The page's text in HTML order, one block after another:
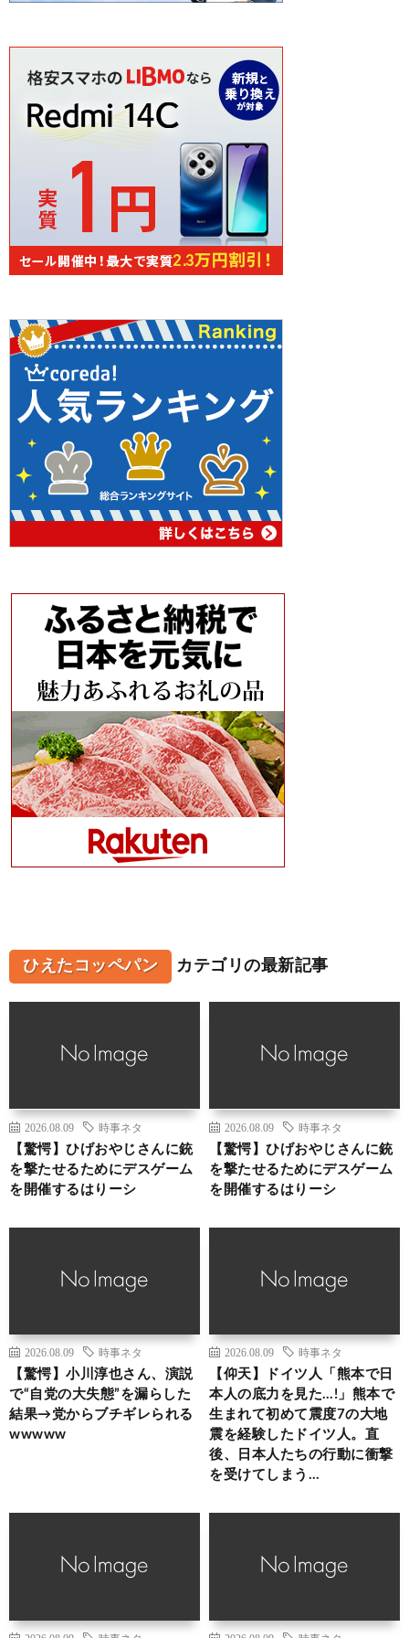
ひえたコッペパン カテゴリの最新記事
2026.08.09 時事ネタ
【驚愕】ひげおやじさんに銃
を撃たせるためにデスゲーム
を開催するはりーシ
2026.08.09 時事ネタ
【驚愕】ひげおやじさんに銃
を撃たせるためにデスゲーム
を開催するはりーシ
2026.08.09 時事ネタ
【驚愕】小川淳也さん、演説
で“自党の大失態”を漏らした
結果→党からブチギレられる
wwwww
2026.08.09 時事ネタ
【仰天】ドイツ人「熊本で日
本人の底力を見た…!」熊本で
生まれて初めて震度7の大地
震を経験したドイツ人。直
後、日本人たちの行動に衝撃
を受けてしまう…